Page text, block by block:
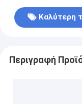
Καλύτερη
Περιγραφή